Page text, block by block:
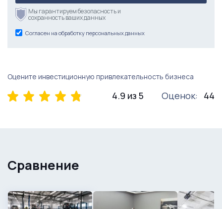
Мы гарантируем безопасность и
сохранность ваших данных
Согласен на обработку персональных данных
Оцените инвестиционную привлекательность бизнеса
4.9 из 5 Оценок: 44
Сравнение